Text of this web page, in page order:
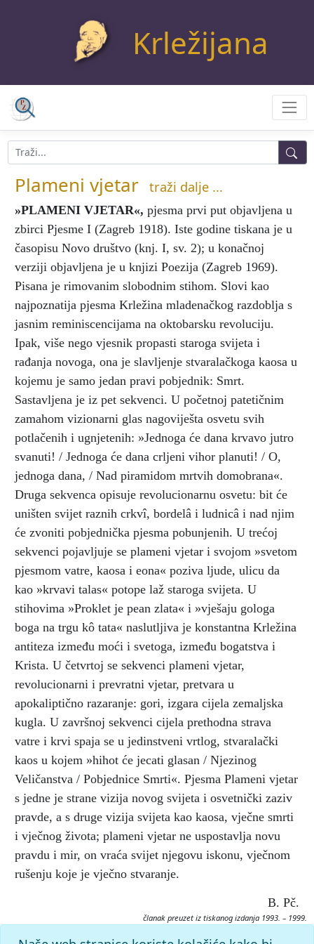
Krležijana
Plameni vjetar traži dalje ...
»PLAMENI VJETAR«, pjesma prvi put objavljena u
zbirci Pjesme I (Zagreb 1918). Iste godine tiskana je u
časopisu Novo društvo (knj. I, sv. 2); u konačnoj
verziji objavljena je u knjizi Poezija (Zagreb 1969).
Pisana je rimovanim slobodnim stihom. Slovi kao
najpoznatija pjesma Krležina mladenačkog razdoblja s
jasnim reminiscencijama na oktobarsku revoluciju.
Ipak, više nego vjesnik propasti staroga svijeta i
rađanja novoga, ona je slavljenje stvaralačkoga kaosa u
kojemu je samo jedan pravi pobjednik: Smrt.
Sastavljena je iz pet sekvenci. U početnoj patetičnim
zamahom vizionarni glas nagoviješta osvetu svih
potlačenih i ugnjetenih: »Jednoga će dana krvavo jutro
svanuti! / Jednoga će dana crljeni vihor planuti! / O,
jednoga dana, / Nad piramidom mrtvih domobrana«.
Druga sekvenca opisuje revolucionarnu osvetu: bit će
uništen svijet raznih crkvî, bordelâ i ludnicâ i nad njim
će zvoniti pobjednička pjesma pobunjenih. U trećoj
sekvenci pojavljuje se plameni vjetar i svojom »svetom
pjesmom vatre, kaosa i eona« poziva ljude, ulicu da
kao »krvavi talas« potope laž staroga svijeta. U
stihovima »Proklet je pean zlata« i »vješaju gologa
boga na trgu kô tata« naslutljiva je konstantna Krležina
antiteza između moći i svetoga, između bogatstva i
Krista. U četvrtoj se sekvenci plameni vjetar,
revolucionarni i prevratni vjetar, pretvara u
apokaliptično razaranje: gori, izgara cijela zemaljska
kugla. U završnoj sekvenci cijela prethodna strava
vatre i krvi spaja se u jedinstveni vrtlog, stvaralački
kaos u kojem »hihot će jecati glasan / Njezinog
Veličanstva / Pobjednice Smrti«. Pjesma Plameni vjetar
s jedne je strane vizija novog svijeta i osvetnički zaziv
pravde, a s druge vizija svijeta kao kaosa, vječne smrti
i vječnog života; plameni vjetar ne uspostavlja novu
pravdu i mir, on vraća svijet njegovu iskonu, vječnom
rušenju koje je vječno stvaranje.
B. Pč.
članak preuzet iz tiskanog izdanja 1993. – 1999.
Citiranje: